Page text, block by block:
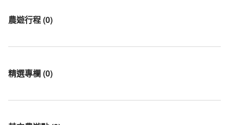
農遊行程(0)
精選專欄(0)